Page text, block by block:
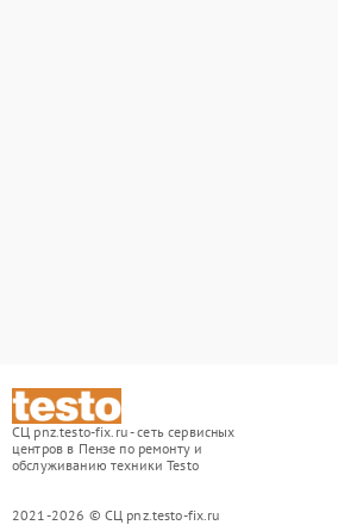
СЦ pnz.testo-fix.ru - сеть сервисных
центров в Пензе по ремонту и
обслуживанию техники Testo
2021-2026 © СЦ pnz.testo-fix.ru